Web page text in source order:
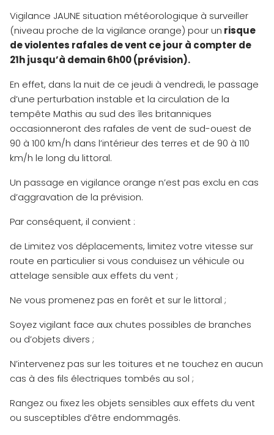
Vigilance JAUNE situation météorologique à surveiller
(niveau proche de la vigilance orange) pour un risque
de violentes rafales de vent ce jour à compter de
21h jusqu’à demain 6h00 (prévision).
En effet, dans la nuit de ce jeudi à vendredi, le passage
d’une perturbation instable et la circulation de la
tempête Mathis au sud des îles britanniques
occasionneront des rafales de vent de sud-ouest de
90 à 100 km/h dans l’intérieur des terres et de 90 à 110
km/h le long du littoral.
Un passage en vigilance orange n’est pas exclu en cas
d’aggravation de la prévision.
Par conséquent, il convient :
de Limitez vos déplacements, limitez votre vitesse sur
route en particulier si vous conduisez un véhicule ou
attelage sensible aux effets du vent ;
Ne vous promenez pas en forêt et sur le littoral ;
Soyez vigilant face aux chutes possibles de branches
ou d’objets divers ;
N’intervenez pas sur les toitures et ne touchez en aucun
cas à des fils électriques tombés au sol ;
Rangez ou fixez les objets sensibles aux effets du vent
ou susceptibles d’être endommagés.